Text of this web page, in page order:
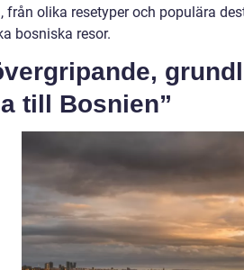
från olika resetyper och populära
bosniska resor.
till Bosnien”